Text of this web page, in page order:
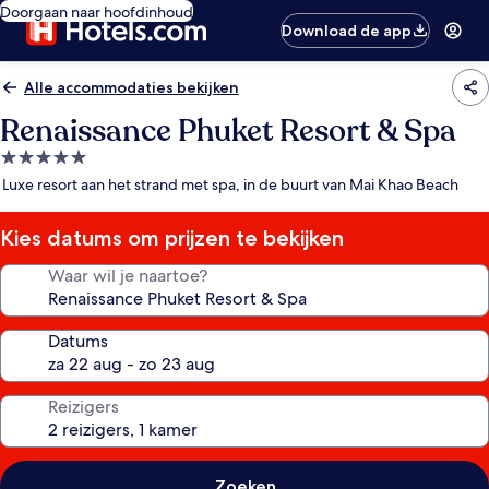
Doorgaan naar hoofdinhoud
Download de app
Alle accommodaties bekijken
Renaissance Phuket Resort & Spa
5.0-
sterrenaccommodatie
Luxe resort aan het strand met spa, in de buurt van Mai Khao Beach
Kies datums om prijzen te bekijken
Waar wil je naartoe?
Datums
Reizigers